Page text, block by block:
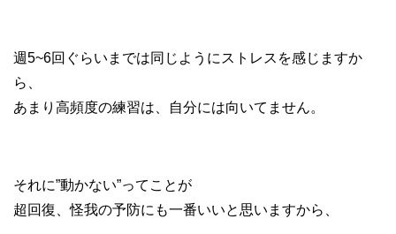
週5~6回ぐらいまでは同じようにストレスを感じますか
ら、
あまり高頻度の練習は、自分には向いてません。
それに”動かない”ってことが
超回復、怪我の予防にも一番いいと思いますから、